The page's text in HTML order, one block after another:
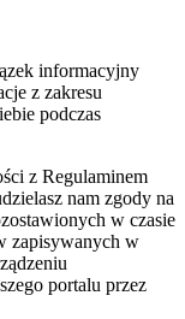
informacyjny
z zakresu
podczas
z Regulaminem
nam zgody na
w czasie
zapisywanych w
portalu przez